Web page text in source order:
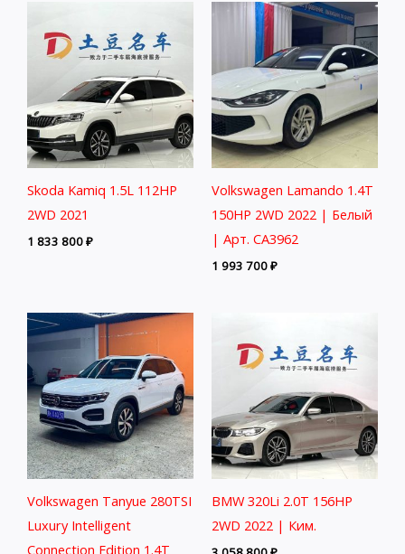
Skoda Kamiq 1.5L 112HP
2WD 2021
1 833 800₽
Volkswagen Lamando 1.4T
150HP 2WD 2022 | Белый
| Арт. CA3962
1 993 700₽
Volkswagen Tanyue 280TSI
Luxury Intelligent
Connection Edition 1.4T
BMW 320Li 2.0T 156HP
2WD 2022 | Ким.